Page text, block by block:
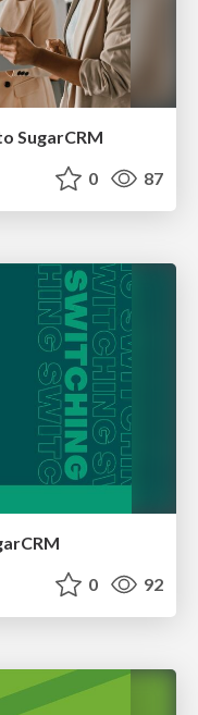
SugarCRM
0 87
0 92